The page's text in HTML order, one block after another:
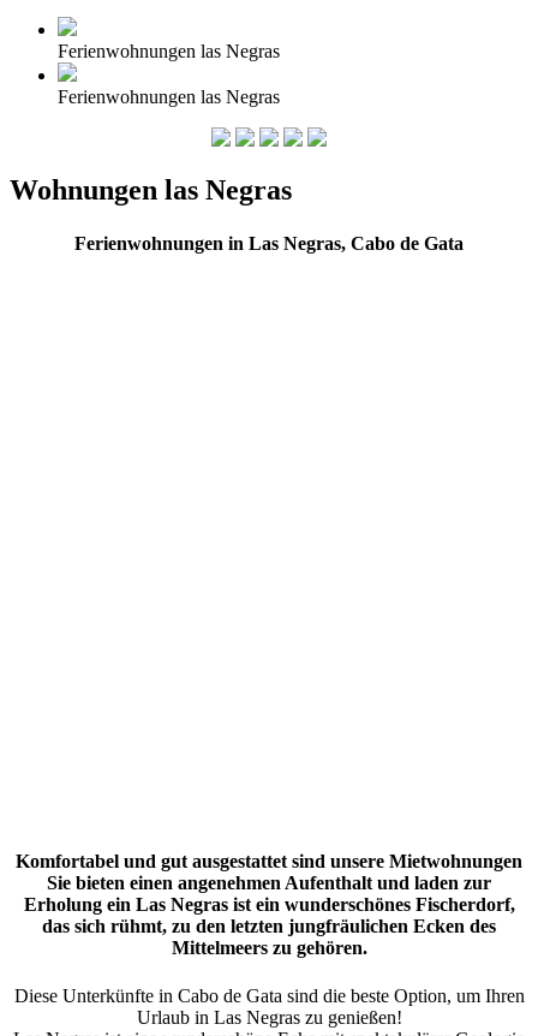
Ferienwohnungen las Negras
Ferienwohnungen las Negras
Wohnungen las Negras
Ferienwohnungen in Las Negras, Cabo de Gata
Komfortabel und gut ausgestattet sind unsere Mietwohnungen
Sie bieten einen angenehmen Aufenthalt und laden zur
Erholung ein Las Negras ist ein wunderschönes Fischerdorf,
das sich rühmt, zu den letzten jungfräulichen Ecken des
Mittelmeers zu gehören.
Diese Unterkünfte in Cabo de Gata sind die beste Option, um Ihren
Urlaub in Las Negras zu genießen!